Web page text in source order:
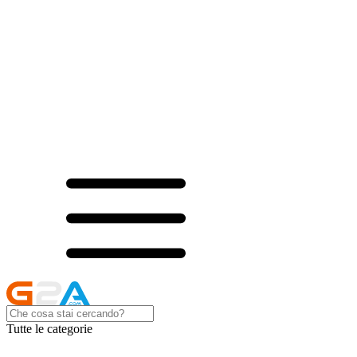
Tutte le categorie